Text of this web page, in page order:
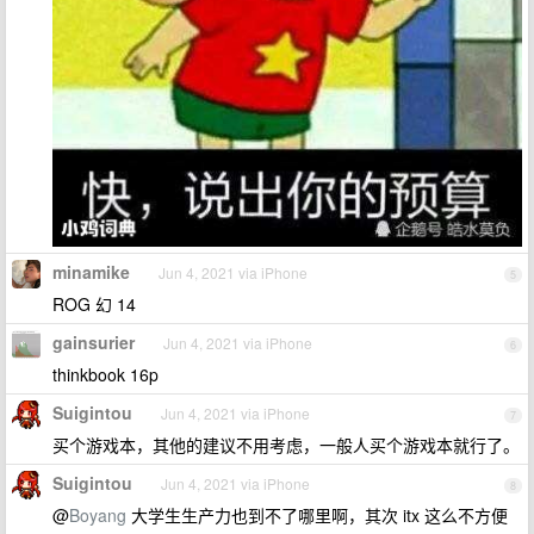
5
minamike Jun 4, 2021 via iPhone
ROG 幻 14
6
gainsurier Jun 4, 2021 via iPhone
thinkbook 16p
7
Suigintou Jun 4, 2021 via iPhone
买个游戏本，其他的建议不用考虑，一般人买个游戏本就行了。
8
Suigintou Jun 4, 2021 via iPhone
@Boyang 大学生生产力也到不了哪里啊，其次 itx 这么不方便